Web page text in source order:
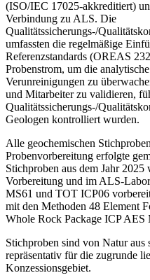
(ISO/IEC 17025-akkreditiert)
Verbindung zu ALS. Die
Qualitätssicherungs-/
umfassten die regelmäßige
Referenzstandards (OREAS
Probenstrom, um die
Verunreinigungen zu
und Mitarbeiter zu validieren,
Qualitätssicherungs-/
Geologen kontrolliert wurden.
Alle geochemischen
Probenvorbereitung erfolgte
Stichproben aus dem Jahr
Vorbereitung und im ALS-
MS61 und TOT ICP06
mit den Methoden 48 Element
Whole Rock Package ICP
Stichproben sind von Natur
repräsentativ für die zugrunde
Konzessionsgebiet.